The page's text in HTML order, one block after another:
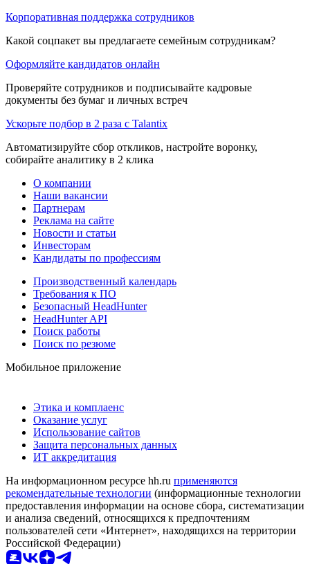
Корпоративная поддержка сотрудников
Какой соцпакет вы предлагаете семейным сотрудникам?
Оформляйте кандидатов онлайн
Проверяйте сотрудников и подписывайте кадровые
документы без бумаг и личных встреч
Ускорьте подбор в 2 раза с Talantix
Автоматизируйте сбор откликов, настройте воронку,
собирайте аналитику в 2 клика
О компании
Наши вакансии
Партнерам
Реклама на сайте
Новости и статьи
Инвесторам
Кандидаты по профессиям
Производственный календарь
Требования к ПО
Безопасный HeadHunter
HeadHunter API
Поиск работы
Поиск по резюме
Мобильное приложение
Этика и комплаенс
Оказание услуг
Использование сайтов
Защита персональных данных
ИТ аккредитация
На информационном ресурсе hh.ru применяются
рекомендательные технологии (информационные технологии
предоставления информации на основе сбора, систематизации
и анализа сведений, относящихся к предпочтениям
пользователей сети «Интернет», находящихся на территории
Российской Федерации)